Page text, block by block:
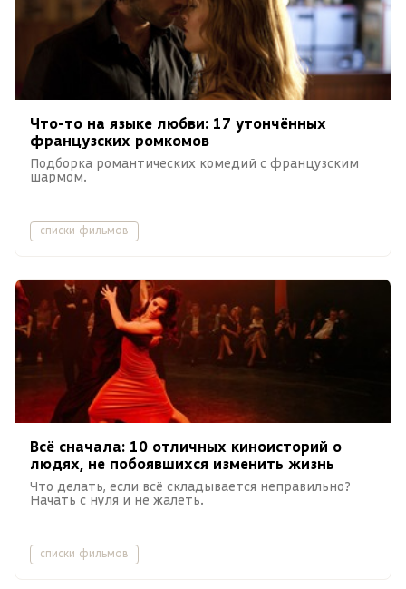
Что-то на языке любви: 17 утончённых
французских ромкомов
Подборка романтических комедий с французским
шармом.
списки фильмов
Всё сначала: 10 отличных киноисторий о
людях, не побоявшихся изменить жизнь
Что делать, если всё складывается неправильно?
Начать с нуля и не жалеть.
списки фильмов